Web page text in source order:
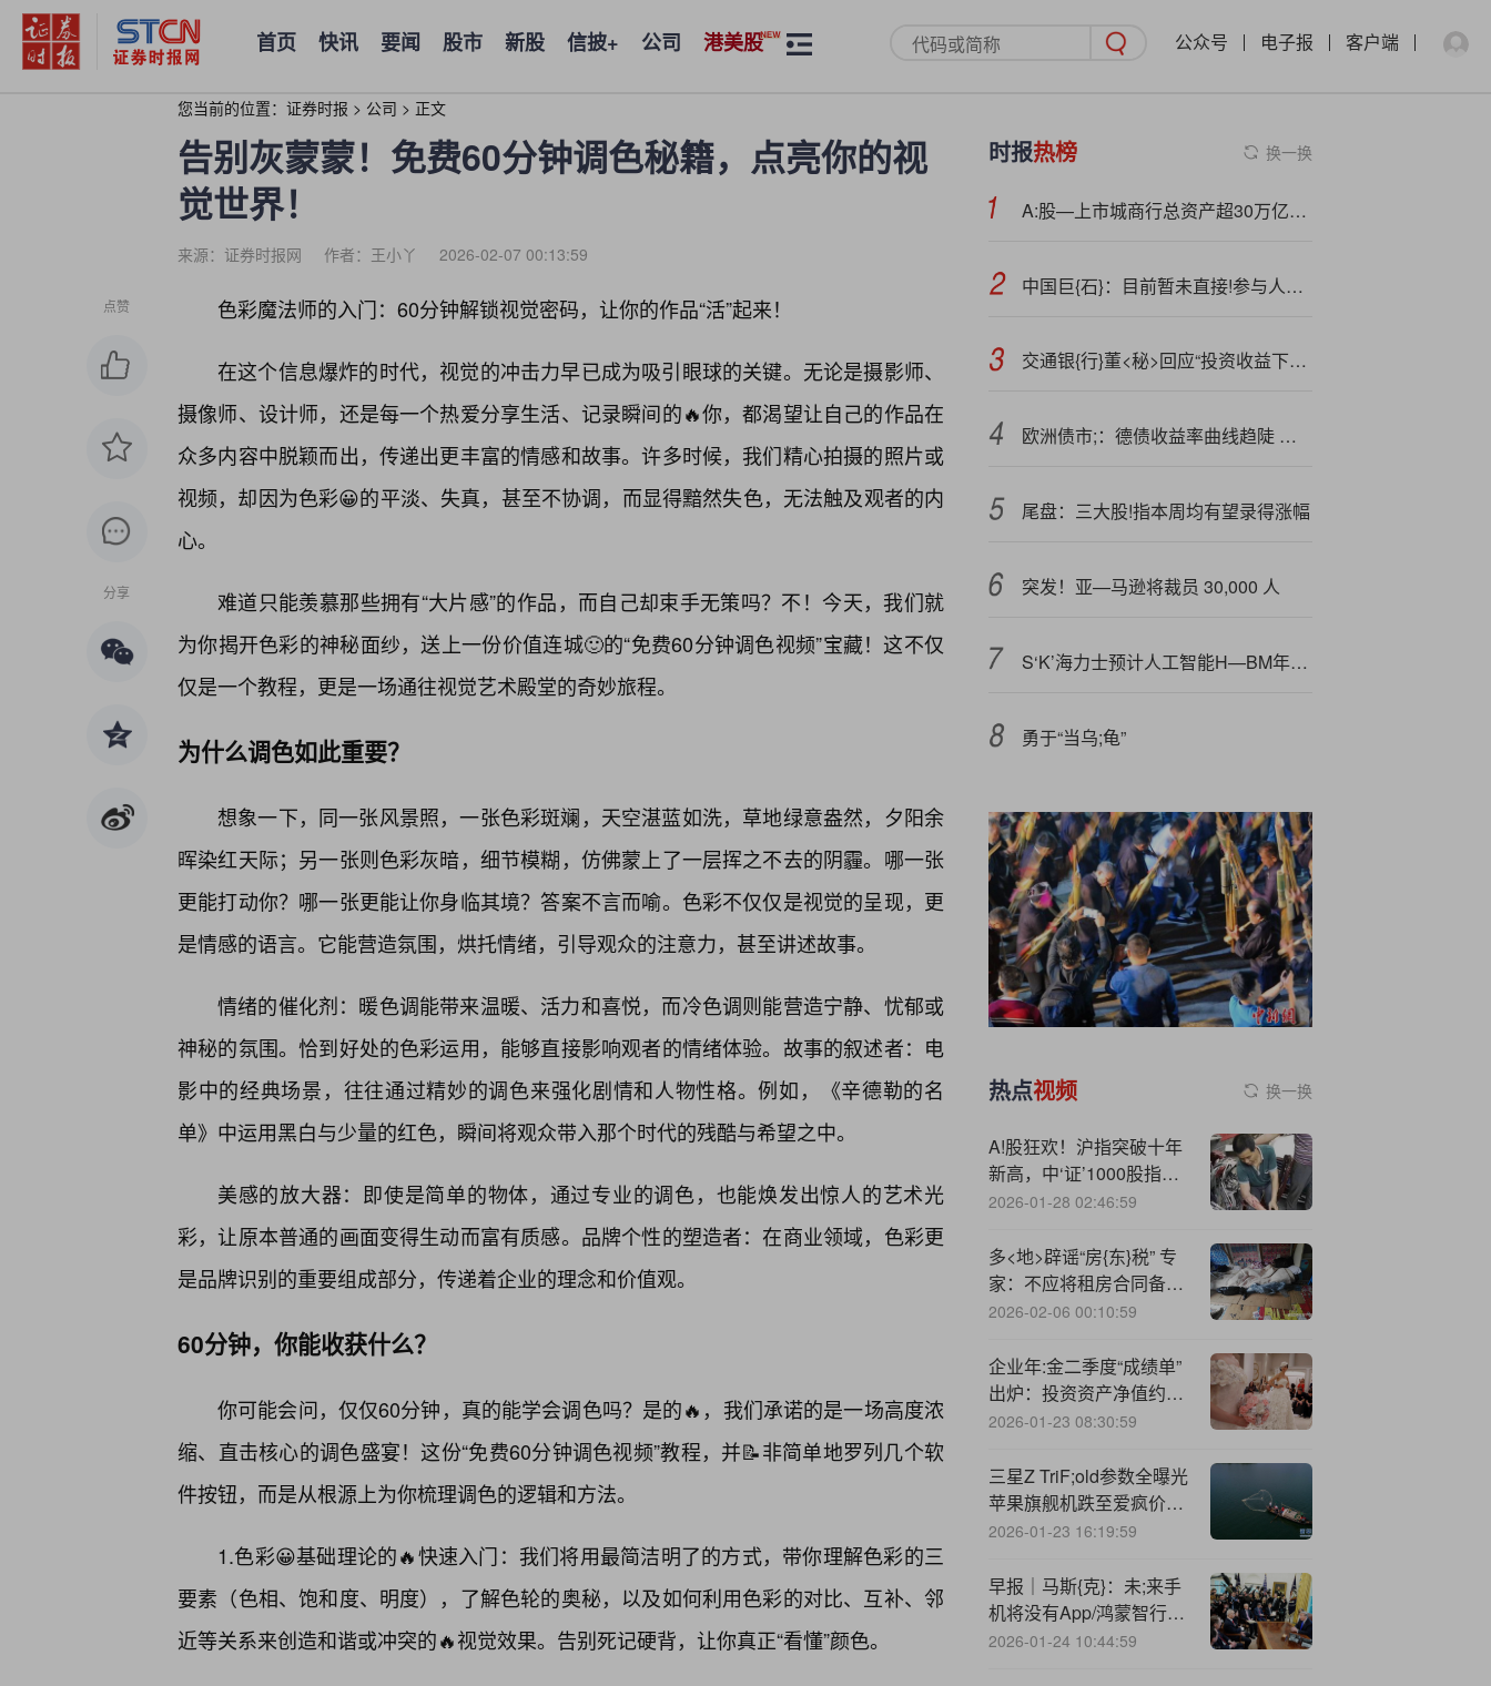
首页 快讯 要闻 股市 新股 信披+ 公司 港美股 公众号 电子报 客户端
您当前的位置： 证券时报 > 公司 > 正文
告别灰蒙蒙！免费60分钟调色秘籍，点亮你的视
觉世界！
来源：证券时报网 作者：王小丫 2026-02-07 00:13:59
点赞
分享
色彩魔法师的入门：60分钟解锁视觉密码，让你的作品“活”起来！
在这个信息爆炸的时代，视觉的冲击力早已成为吸引眼球的关键。无论是摄影师、
摄像师、设计师，还是每一个热爱分享生活、记录瞬间的🔥你，都渴望让自己的作品在
众多内容中脱颖而出，传递出更丰富的情感和故事。许多时候，我们精心拍摄的照片或
视频，却因为色彩😀的平淡、失真，甚至不协调，而显得黯然失色，无法触及观者的内
心。
难道只能羡慕那些拥有“大片感”的作品，而自己却束手无策吗？不！今天，我们就
为你揭开色彩的神秘面纱，送上一份价值连城🙂的“免费60分钟调色视频”宝藏！这不仅
仅是一个教程，更是一场通往视觉艺术殿堂的奇妙旅程。
为什么调色如此重要？
想象一下，同一张风景照，一张色彩斑斓，天空湛蓝如洗，草地绿意盎然，夕阳余
晖染红天际；另一张则色彩灰暗，细节模糊，仿佛蒙上了一层挥之不去的阴霾。哪一张
更能打动你？哪一张更能让你身临其境？答案不言而喻。色彩不仅仅是视觉的呈现，更
是情感的语言。它能营造氛围，烘托情绪，引导观众的注意力，甚至讲述故事。
情绪的催化剂：暖色调能带来温暖、活力和喜悦，而冷色调则能营造宁静、忧郁或
神秘的氛围。恰到好处的色彩运用，能够直接影响观者的情绪体验。故事的叙述者：电
影中的经典场景，往往通过精妙的调色来强化剧情和人物性格。例如，《辛德勒的名
单》中运用黑白与少量的红色，瞬间将观众带入那个时代的残酷与希望之中。
美感的放大器：即使是简单的物体，通过专业的调色，也能焕发出惊人的艺术光
彩，让原本普通的画面变得生动而富有质感。品牌个性的塑造者：在商业领域，色彩更
是品牌识别的重要组成部分，传递着企业的理念和价值观。
60分钟，你能收获什么？
你可能会问，仅仅60分钟，真的能学会调色吗？是的🔥，我们承诺的是一场高度浓
缩、直击核心的调色盛宴！这份“免费60分钟调色视频”教程，并📝非简单地罗列几个软
件按钮，而是从根源上为你梳理调色的逻辑和方法。
1.色彩😀基础理论的🔥快速入门：我们将用最简洁明了的方式，带你理解色彩的三
要素（色相、饱和度、明度），了解色轮的奥秘，以及如何利用色彩的对比、互补、邻
近等关系来创造和谐或冲突的🔥视觉效果。告别死记硬背，让你真正“看懂”颜色。
时报热榜 换一换
A:股—上市城商行总资产超30万亿元 规模座次生变
中国巨{石}：目前暂未直接!参与人形机器人相关业务
交通银{行}董<秘>回应“投资收益下降”：着力做好债券的增量配置和存量优化
欧洲债市;：德债收益率曲线趋陡 短端跑赢
尾盘：三大股!指本周均有望录得涨幅
突发！亚—马逊将裁员 30,000 人
S‘K’海力士预计人工智能H—BM年增长率将达30%
勇于“当乌;龟”
热点视频 换一换
A!股狂欢！沪指突破十年
新高，中‘证’1000股指期
货年内飙涨24％｜大宗风
2026-01-28 02:46:59
多<地>辟谣“房{东}税” 专
家：不应将租房合同备案
与征税划等号 中介称现实
2026-02-06 00:10:59
企业年:金二季度“成绩单”
出炉：投资资产净值约
3.8万亿元，近三年累计
2026-01-23 08:30:59
三星Z TriF;old参数全曝光
苹果旗舰机跌至爱疯价创
历史
2026-01-23 16:19:59
早报｜马斯{克}：未;来手
机将没有App/鸿蒙智行成
交均价超越BBA/美团骑
2026-01-24 10:44:59